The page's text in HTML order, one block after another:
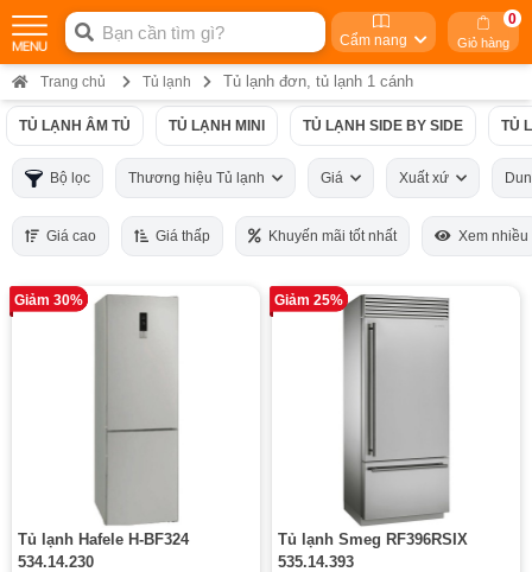
Cẩm nang Giỏ hàng
0
Trang chủ Tủ lạnh Tủ lạnh đơn, tủ lạnh 1 cánh
TỦ LẠNH ÂM TỦ TỦ LẠNH MINI TỦ LẠNH SIDE BY SIDE TỦ
Bộ lọc Thương hiệu Tủ lạnh Giá Xuất xứ
Giá cao Giá thấp Khuyến mãi tốt nhất Xem nhiều
Giảm 30%
Tủ lạnh Hafele H-BF324
534.14.230
Giảm 25%
Tủ lạnh Smeg RF396RSIX
535.14.393